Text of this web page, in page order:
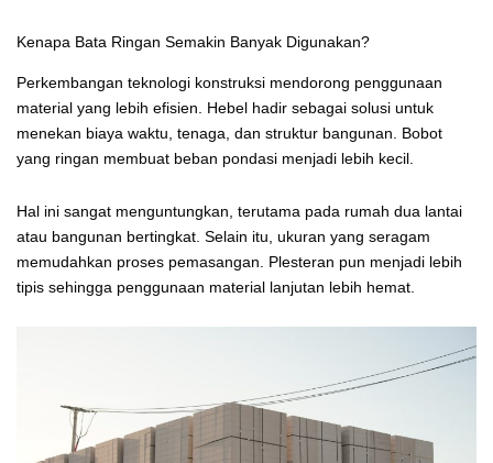
Kenapa Bata Ringan Semakin Banyak Digunakan?
Perkembangan teknologi konstruksi mendorong penggunaan
material yang lebih efisien. Hebel hadir sebagai solusi untuk
menekan biaya waktu, tenaga, dan struktur bangunan. Bobot
yang ringan membuat beban pondasi menjadi lebih kecil.
Hal ini sangat menguntungkan, terutama pada rumah dua lantai
atau bangunan bertingkat. Selain itu, ukuran yang seragam
memudahkan proses pemasangan. Plesteran pun menjadi lebih
tipis sehingga penggunaan material lanjutan lebih hemat.